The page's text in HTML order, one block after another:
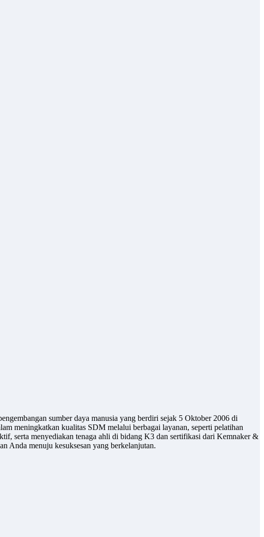
sumber daya manusia yang berdiri sejak 5 Oktober 2006 di
meningkatkan kualitas SDM melalui berbagai layanan, seperti pelatihan
serta menyediakan tenaga ahli di bidang K3 dan sertifikasi dari Kemnaker &
Anda menuju kesuksesan yang berkelanjutan.